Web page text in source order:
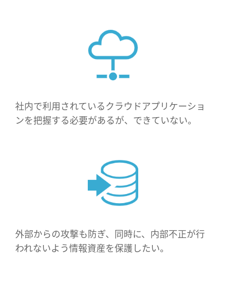
社内で利用されているクラウドアプリケーショ
ンを把握する必要があるが、できていない。
外部からの攻撃も防ぎ、同時に、内部不正が行
われないよう情報資産を保護したい。